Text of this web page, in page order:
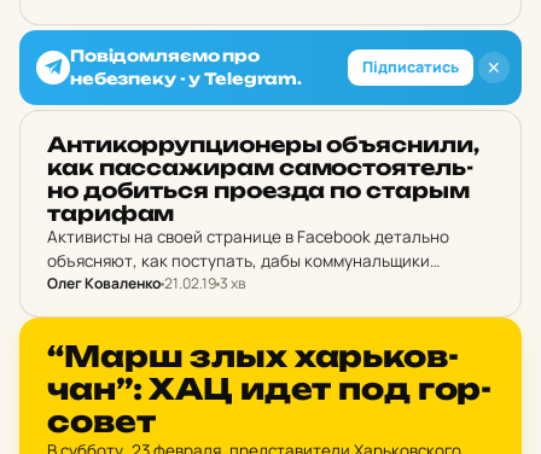
переплачивают за проезд, а также отказался…
✕
Повідомляємо про
небезпеку - у Telegram.
Підписатись
НОВИНИ ХАРКОВА
Ан­ти­кор­руп­ци­о­неры об­ъяс­ни­ли,
как пас­са­жи­рам са­мос­то­я­тель­
но до­бить­ся про­ез­да по старым
та­ри­фам
Активисты на своей странице в Facebook детально
объясняют, как поступать, дабы коммунальщики
соблюдали ваше законное право.
Олег Коваленко21.02.193 хв
НОВИНИ ХАРКОВА
“Марш злых харь­ков­
чан”: ХАЦ идет под гор­
со­вет